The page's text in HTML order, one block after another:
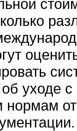
уходе